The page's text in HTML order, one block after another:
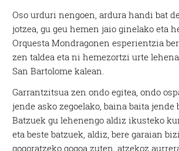
Oso urduri nengoen, ardura handi bat
jotzea, gu geu hemen jaio ginelako eta
Orquesta Mondragonen esperientzia
zen taldea eta ni hemezortzi urte
San Bartolome kalean.
Garrantzitsua zen ondo egitea, ondo
jende asko zegoelako, baina baita jende
Batzuek gu lehenengo aldiz ikusteko
eta beste batzuek, aldiz, bere garaian
gogoratzeko gogoa zuten, atzekoz